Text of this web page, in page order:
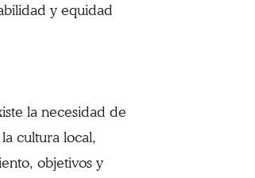
y equidad
la necesidad de
cultura local,
objetivos y